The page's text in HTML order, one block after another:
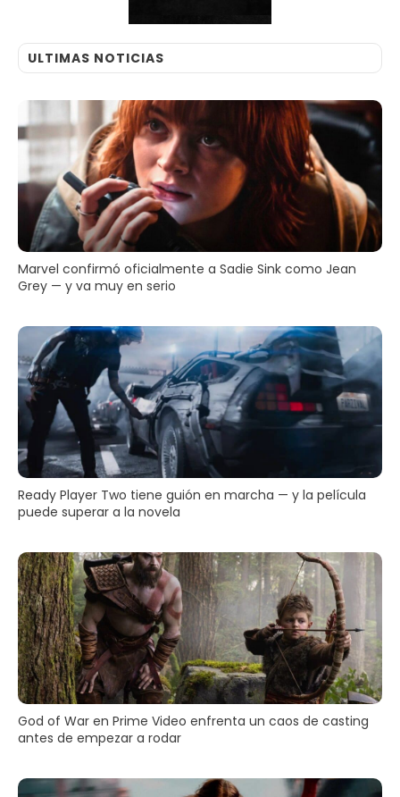
ULTIMAS NOTICIAS
Marvel confirmó oficialmente a Sadie Sink como Jean
Grey — y va muy en serio
Ready Player Two tiene guión en marcha — y la película
puede superar a la novela
God of War en Prime Video enfrenta un caos de casting
antes de empezar a rodar